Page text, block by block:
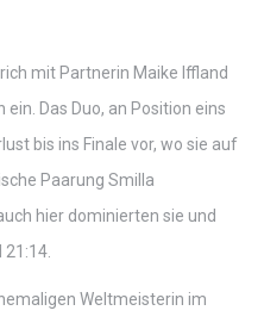
mit Partnerin Maike Iffland
Das Duo, an Position eins
bis ins Finale vor, wo sie auf
Paarung Smilla
hier dominierten sie und
Weltmeisterin im